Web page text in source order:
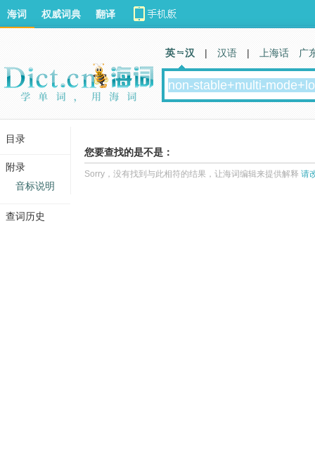
您要查找的是不是：
Sorry，没有找到与此相符的结果，让海词编辑来提供解释 请
海词 权威词典 翻译
英 汉 | 汉语 | 上海话 广
目录
附录
音标说明
查词历史